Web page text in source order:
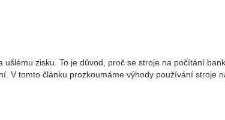
zisku. To je důvod, proč se stroje na počítání
V tomto článku prozkoumáme výhody používání stroje